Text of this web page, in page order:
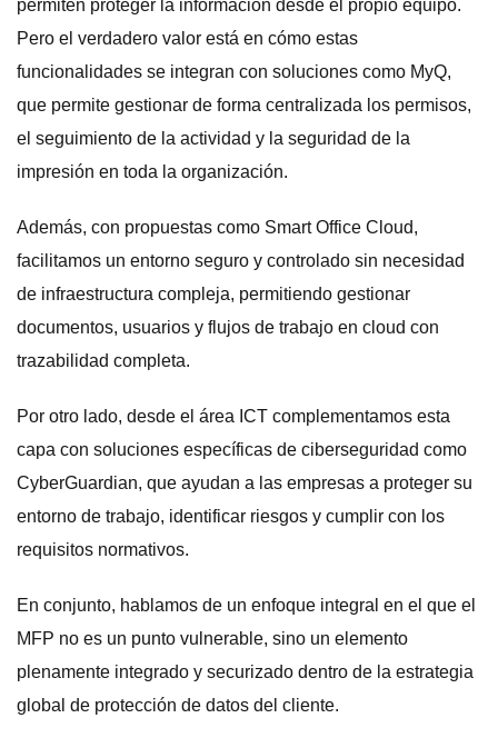
permiten proteger la información desde el propio equipo.
Pero el verdadero valor está en cómo estas
funcionalidades se integran con soluciones como MyQ,
que permite gestionar de forma centralizada los permisos,
el seguimiento de la actividad y la seguridad de la
impresión en toda la organización.
Además, con propuestas como Smart Office Cloud,
facilitamos un entorno seguro y controlado sin necesidad
de infraestructura compleja, permitiendo gestionar
documentos, usuarios y flujos de trabajo en cloud con
trazabilidad completa.
Por otro lado, desde el área ICT complementamos esta
capa con soluciones específicas de ciberseguridad como
CyberGuardian, que ayudan a las empresas a proteger su
entorno de trabajo, identificar riesgos y cumplir con los
requisitos normativos.
En conjunto, hablamos de un enfoque integral en el que el
MFP no es un punto vulnerable, sino un elemento
plenamente integrado y securizado dentro de la estrategia
global de protección de datos del cliente.